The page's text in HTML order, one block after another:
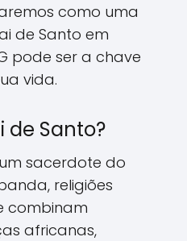
como uma
de Santo em
pode ser a chave
vida.
de Santo?
sacerdote do
religiões
combinam
africanas,